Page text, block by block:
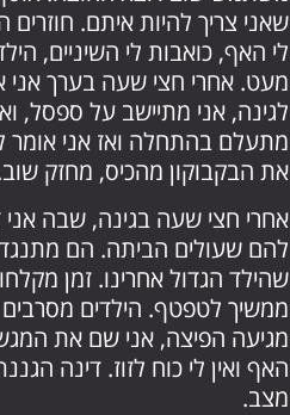
שאני צריך להיות איתם.
לי האף, כואבות לי השיניים,
מעט. אחרי חצי שעה בערך אני
לגינה, אני מתיישב על ספסל,
מתעלם בהתחלה ואז אני
את הבקבוקון מהכיס, מחזק
אחרי חצי שעה בגינה, שבה
להם שעולים הביתה. הם
שהילד הגדול אחרינו. זמן
ממשיך לטפטף. הילדים
מגיעה הפיצה, אני שם את
האף ואין לי כוח לזוז. דינה
מצב.